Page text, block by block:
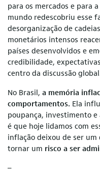
para os mercados e para
mundo redescobriu esse
desorganização de
monetários intensos
países desenvolvidos e
credibilidade,
centro da discussão
No Brasil, a memória
comportamentos. Ela
poupança, investimento
é que hoje lidamos com
inflação deixou de ser
tornar um risco a ser
–